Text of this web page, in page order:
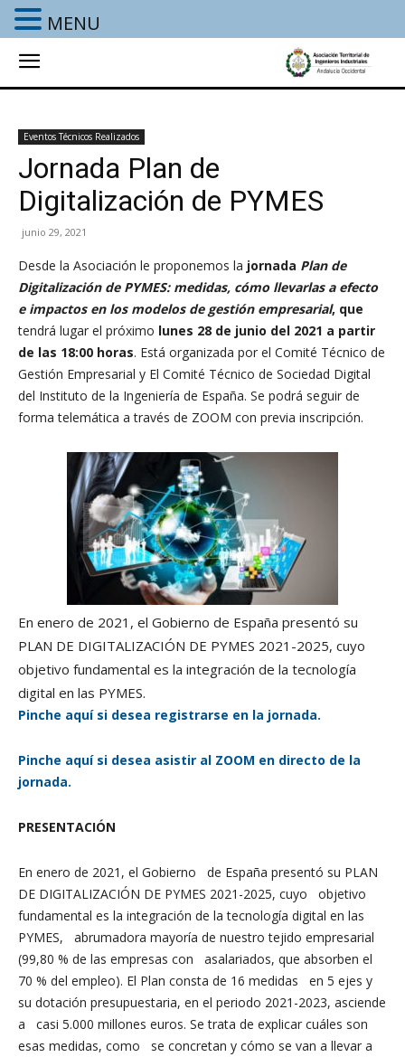
Eventos Técnicos Realizados
Jornada Plan de
Digitalización de PYMES
junio 29, 2021
Desde la Asociación le proponemos la jornada Plan de
Digitalización de PYMES: medidas, cómo llevarlas a efecto
e impactos en los modelos de gestión empresarial, que
tendrá lugar el próximo lunes 28 de junio del 2021 a partir
de las 18:00 horas. Está organizada por el Comité Técnico de
Gestión Empresarial y El Comité Técnico de Sociedad Digital
del Instituto de la Ingeniería de España. Se podrá seguir de
forma telemática a través de ZOOM con previa inscripción.
En enero de 2021, el Gobierno de España presentó su
PLAN DE DIGITALIZACIÓN DE PYMES 2021-2025, cuyo
objetivo fundamental es la integración de la tecnología
digital en las PYMES.
Pinche aquí si desea registrarse en la jornada.
Pinche aquí si desea asistir al ZOOM en directo de la
jornada.
PRESENTACIÓN
En enero de 2021, el Gobierno de España presentó su PLAN
DE DIGITALIZACIÓN DE PYMES 2021-2025, cuyo objetivo
fundamental es la integración de la tecnología digital en las
PYMES, abrumadora mayoría de nuestro tejido empresarial
(99,80 % de las empresas con asalariados, que absorben el
70 % del empleo). El Plan consta de 16 medidas en 5 ejes y
su dotación presupuestaria, en el periodo 2021-2023, asciende
a casi 5.000 millones euros. Se trata de explicar cuáles son
esas medidas, como se concretan y cómo se van a llevar a
MENU